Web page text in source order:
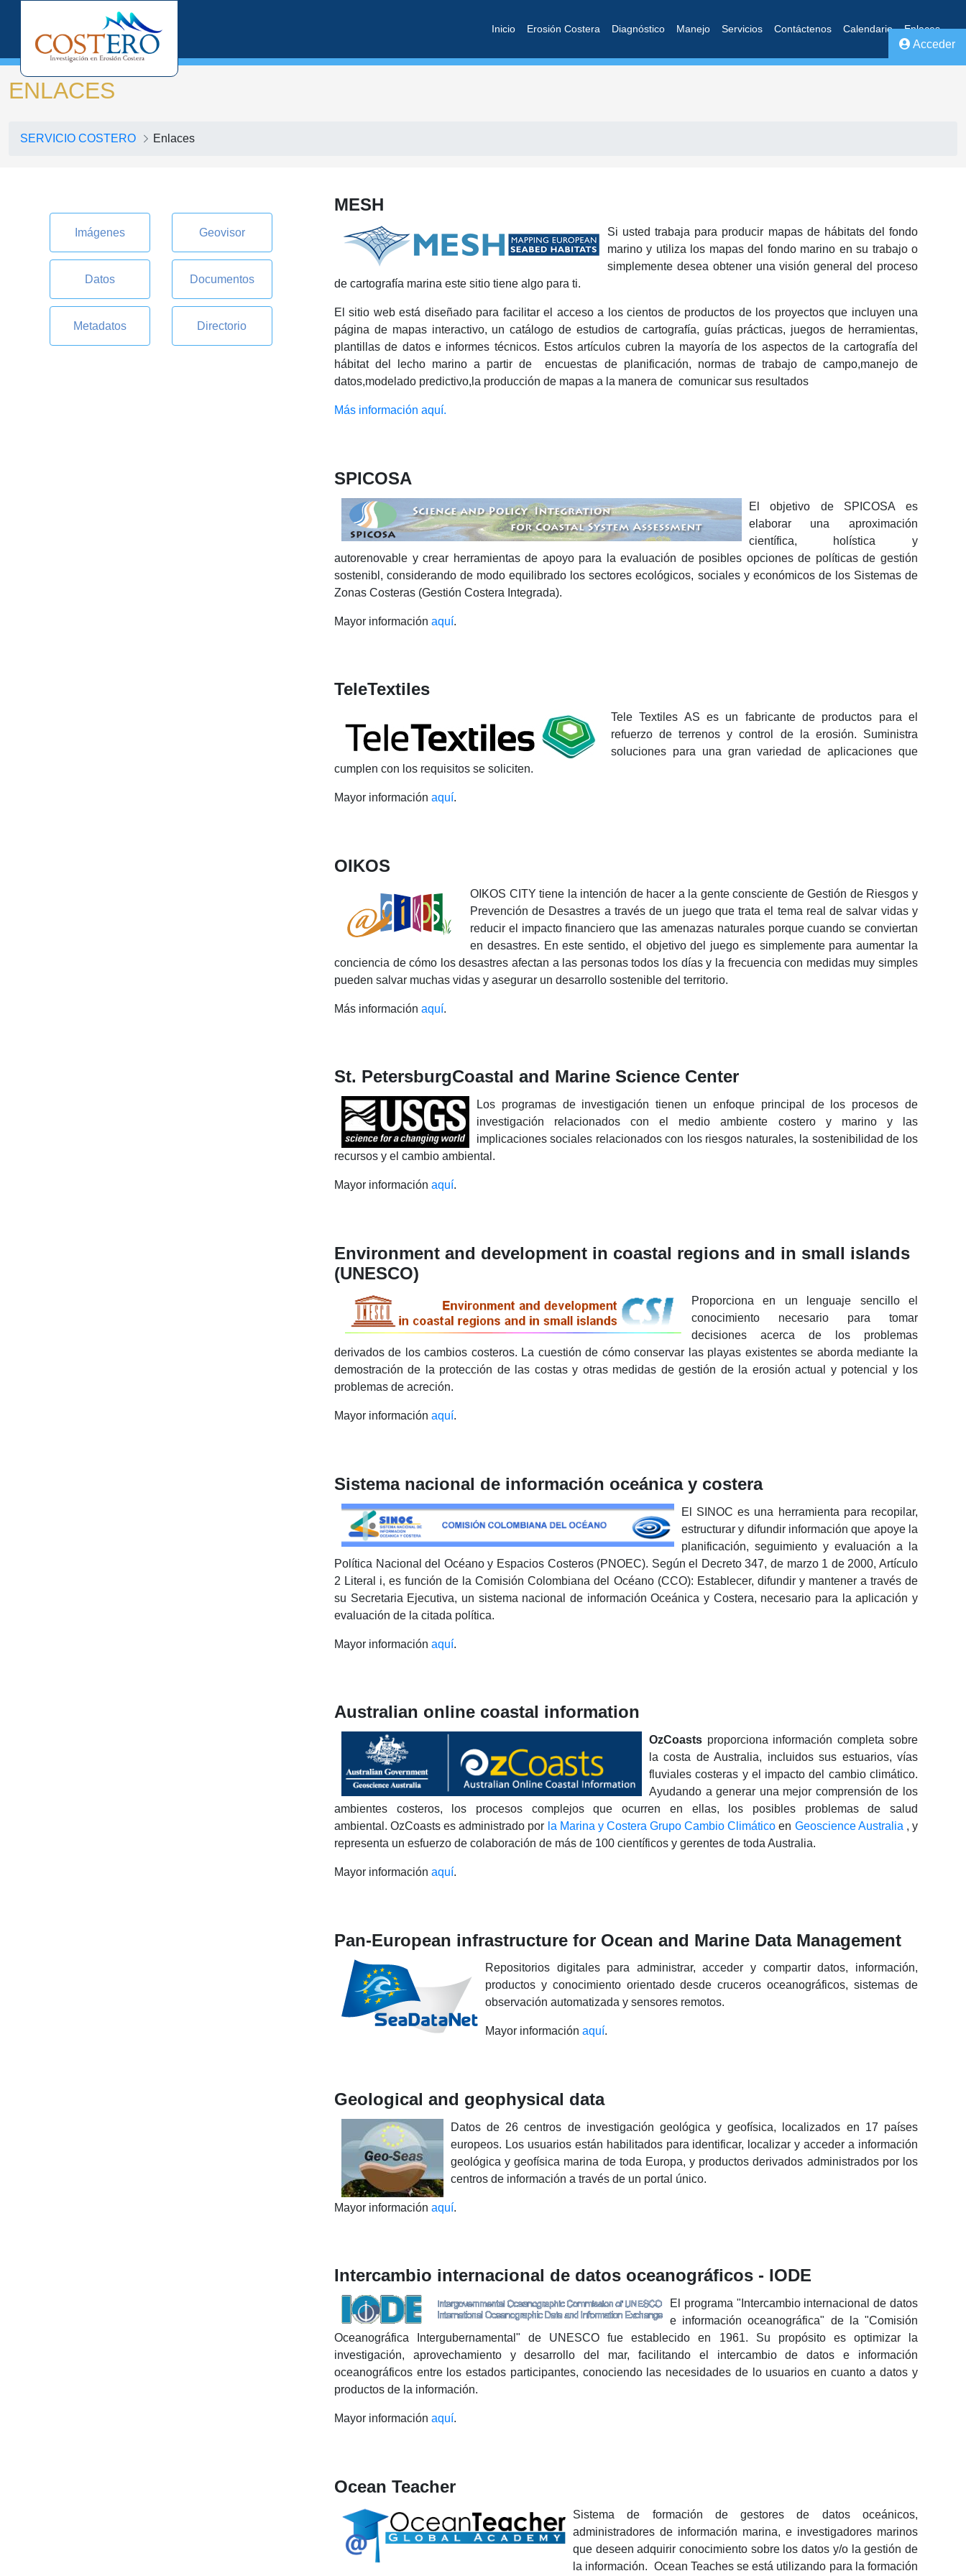
Inicio Erosión Costera Diagnóstico Manejo Servicios Contáctenos Calendario Enlaces
Acceder
ENLACES
SERVICIO COSTERO Enlaces
Imágenes Geovisor
Datos Documentos
Metadatos Directorio
MESH
Si usted trabaja para producir mapas de hábitats del fondo
marino y utiliza los mapas del fondo marino en su trabajo o
simplemente desea obtener una visión general del proceso
de cartografía marina este sitio tiene algo para ti.
El sitio web está diseñado para facilitar el acceso a los cientos de productos de los proyectos que incluyen una
página de mapas interactivo, un catálogo de estudios de cartografía, guías prácticas, juegos de herramientas,
plantillas de datos e informes técnicos. Estos artículos cubren la mayoría de los aspectos de la cartografía del
hábitat del lecho marino a partir de encuestas de planificación, normas de trabajo de campo,manejo de
datos,modelado predictivo,la producción de mapas a la manera de comunicar sus resultados
Más información aquí.
SPICOSA
El objetivo de SPICOSA es
elaborar una aproximación
científica, holística y
autorenovable y crear herramientas de apoyo para la evaluación de posibles opciones de políticas de gestión
sostenibl, considerando de modo equilibrado los sectores ecológicos, sociales y económicos de los Sistemas de
Zonas Costeras (Gestión Costera Integrada).
Mayor información aquí.
TeleTextiles
Tele Textiles AS es un fabricante de productos para el
refuerzo de terrenos y control de la erosión. Suministra
soluciones para una gran variedad de aplicaciones que
cumplen con los requisitos se soliciten.
Mayor información aquí.
OIKOS
OIKOS CITY tiene la intención de hacer a la gente consciente de Gestión de Riesgos y
Prevención de Desastres a través de un juego que trata el tema real de salvar vidas y
reducir el impacto financiero que las amenazas naturales porque cuando se conviertan
en desastres. En este sentido, el objetivo del juego es simplemente para aumentar la
conciencia de cómo los desastres afectan a las personas todos los días y la frecuencia con medidas muy simples
pueden salvar muchas vidas y asegurar un desarrollo sostenible del territorio.
Más información aquí.
St. PetersburgCoastal and Marine Science Center
Los programas de investigación tienen un enfoque principal de los procesos de
investigación relacionados con el medio ambiente costero y marino y las
implicaciones sociales relacionados con los riesgos naturales, la sostenibilidad de los
recursos y el cambio ambiental.
Mayor información aquí.
Environment and development in coastal regions and in small islands
(UNESCO)
Proporciona en un lenguaje sencillo el
conocimiento necesario para tomar
decisiones acerca de los problemas
derivados de los cambios costeros. La cuestión de cómo conservar las playas existentes se aborda mediante la
demostración de la protección de las costas y otras medidas de gestión de la erosión actual y potencial y los
problemas de acreción.
Mayor información aquí.
Sistema nacional de información oceánica y costera
El SINOC es una herramienta para recopilar,
estructurar y difundir información que apoye la
planificación, seguimiento y evaluación a la
Política Nacional del Océano y Espacios Costeros (PNOEC). Según el Decreto 347, de marzo 1 de 2000, Artículo
2 Literal i, es función de la Comisión Colombiana del Océano (CCO): Establecer, difundir y mantener a través de
su Secretaria Ejecutiva, un sistema nacional de información Oceánica y Costera, necesario para la aplicación y
evaluación de la citada política.
Mayor información aquí.
Australian online coastal information
OzCoastsproporciona información completa sobre
la costa de Australia, incluidos sus estuarios, vías
fluviales costeras y el impacto del cambio climático.
Ayudando a generar una mejor comprensión de los
ambientes costeros, los procesos complejos que ocurren en ellas, los posibles problemas de salud
ambiental. OzCoasts es administrado por la Marina y Costera Grupo Cambio Climático en Geoscience Australia , y
representa un esfuerzo de colaboración de más de 100 científicos y gerentes de toda Australia.
Mayor información aquí.
Pan-European infrastructure for Ocean and Marine Data Management
Repositorios digitales para administrar, acceder y compartir datos, información,
productos y conocimiento orientado desde cruceros oceanográficos, sistemas de
observación automatizada y sensores remotos.
Mayor información aquí.
Geological and geophysical data
Datos de 26 centros de investigación geológica y geofísica, localizados en 17 países
europeos. Los usuarios están habilitados para identificar, localizar y acceder a información
geológica y geofísica marina de toda Europa, y productos derivados administrados por los
centros de información a través de un portal único.
Mayor información aquí.
Intercambio internacional de datos oceanográficos - IODE
El programa "Intercambio internacional de datos
e información oceanográfica" de la "Comisión
Oceanográfica Intergubernamental" de UNESCO fue establecido en 1961. Su propósito es optimizar la
investigación, aprovechamiento y desarrollo del mar, facilitando el intercambio de datos e información
oceanográficos entre los estados participantes, conociendo las necesidades de lo usuarios en cuanto a datos y
productos de la información.
Mayor información aquí.
Ocean Teacher
Sistema de formación de gestores de datos oceánicos,
administradores de información marina, e investigadores marinos
que deseen adquirir conocimiento sobre los datos y/o la gestión de
la información. Ocean Teaches se está utilizando para la formación